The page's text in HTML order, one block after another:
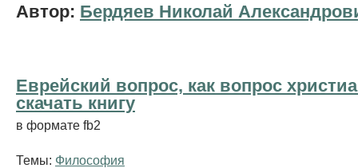
Автор: Бердяев Николай
Еврейский вопрос, как вопрос
cкачать книгу
в формате fb2
Темы: Философия